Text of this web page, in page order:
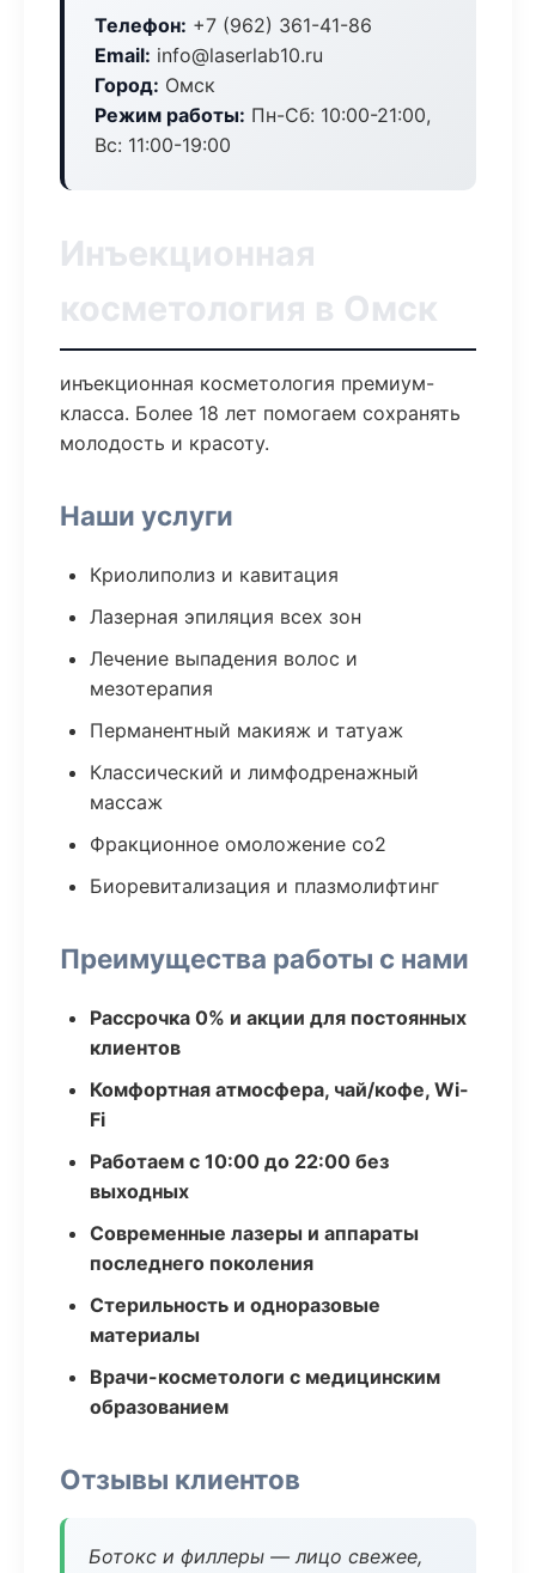
Телефон: +7 (962) 361-41-86
Email: info@laserlab10.ru
Город: Омск
Режим работы: Пн-Сб: 10:00-21:00,
Вс: 11:00-19:00
Инъекционная
косметология в Омск
инъекционная косметология премиум-
класса. Более 18 лет помогаем сохранять
молодость и красоту.
Наши услуги
Криолиполиз и кавитация
Лазерная эпиляция всех зон
Лечение выпадения волос и
мезотерапия
Перманентный макияж и татуаж
Классический и лимфодренажный
массаж
Фракционное омоложение co2
Биоревитализация и плазмолифтинг
Преимущества работы с нами
Рассрочка 0% и акции для постоянных
клиентов
Комфортная атмосфера, чай/кофе, Wi-
Fi
Работаем с 10:00 до 22:00 без
выходных
Современные лазеры и аппараты
последнего поколения
Стерильность и одноразовые
материалы
Врачи-косметологи с медицинским
образованием
Отзывы клиентов
Ботокс и филлеры — лицо свежее,